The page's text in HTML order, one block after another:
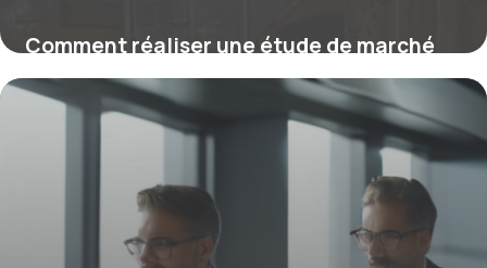
Comment réaliser une étude de marché
efficace en 2026 pour optimiser votre
stratégie